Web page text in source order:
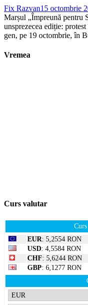
Fix Razvan15 octombrie
Marșul „Împreună pentru
unsprezecea ediție:
gen, pe 19 octombrie, în
Vremea
Curs valutar
EUR: 5,2554 RON
USD: 4,5584 RON
CHF: 5,6244 RON
GBP: 6,1277 RON